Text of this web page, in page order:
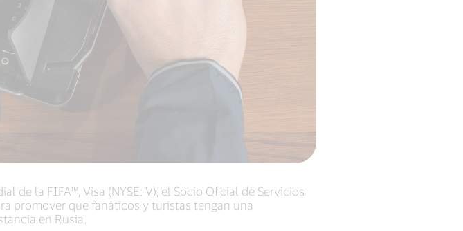
de la FIFA™, Visa (NYSE: V), el Socio Oficial de Servicios
promover que fanáticos y turistas tengan una
en Rusia.